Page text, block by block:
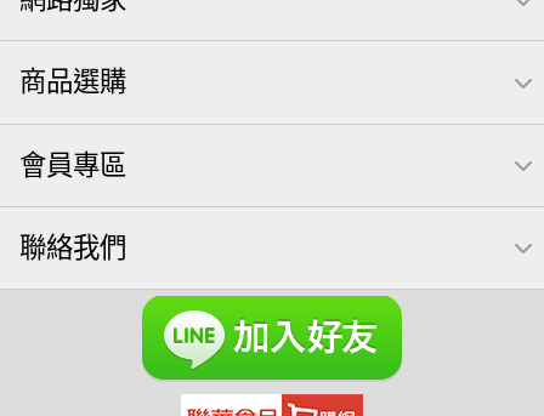
芋頭 三角壽司海苔 核桃 三角 綜合堅果
無調味綜合堅果
無調味綜合果 【萬歲牌】每日堅果系列 小魚
全聯 南瓜子
可樂果 帆布袋 萬歲牌 米果 桶裝堅果 果乾 芝麻
禮盒
全聯 堅果禮盒 全聯 海苔 萬歲牌 蔓越莓
萬歲牌 堅果小包裝活力堅果 無加糖
Diy飯糰 烘焙 蜜汁腰果 夏威夷
商品選購
會員專區
聯絡我們